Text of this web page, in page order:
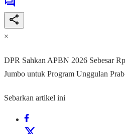
×
DPR Sahkan APBN 2026 Sebesar
Jumbo untuk Program Unggulan
Sebarkan artikel ini